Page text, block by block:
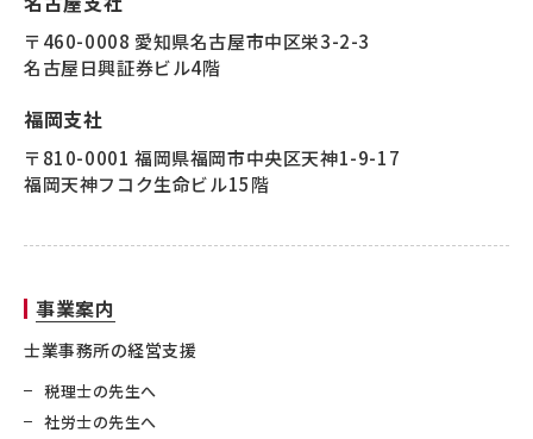
〒460-0008 愛知県名古屋市中区栄3-2-3
名古屋日興証券ビル4階
福岡支社
〒810-0001 福岡県福岡市中央区天神1-9-17
福岡天神フコク生命ビル15階
事業案内
士業事務所の経営支援
税理士の先生へ
社労士の先生へ